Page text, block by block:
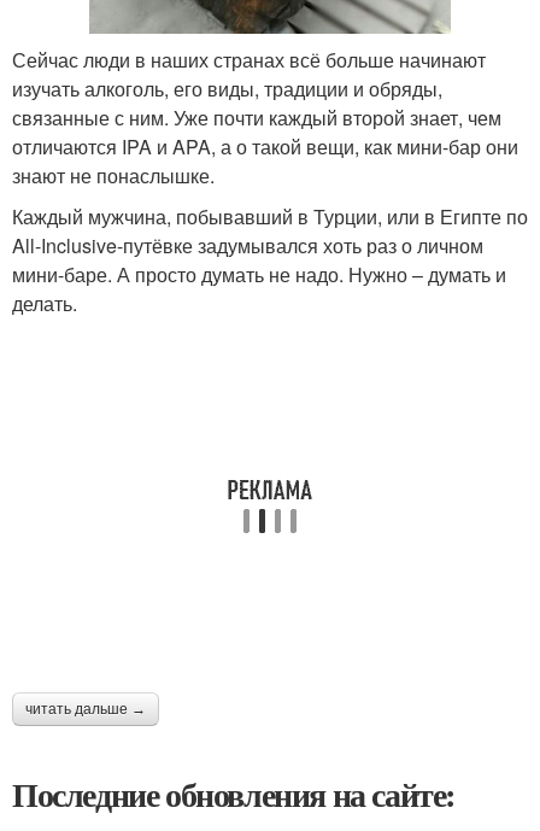
Сейчас люди в наших странах всё больше начинают
изучать алкоголь, его виды, традиции и обряды,
связанные с ним. Уже почти каждый второй знает, чем
отличаются IPA и APA, а о такой вещи, как мини-бар они
знают не понаслышке.
Каждый мужчина, побывавший в Турции, или в Египте по
All-Inclusive-путёвке задумывался хоть раз о личном
мини-баре. А просто думать не надо. Нужно – думать и
делать.
читать дальше →
Последние обновления на сайте: